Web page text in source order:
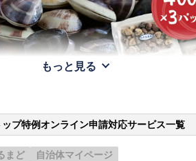
もっと見る
プ特例オンライン申請対応サービス一覧
まど 自治体マイページ